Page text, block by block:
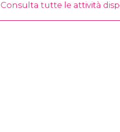
Consulta tutte le attività